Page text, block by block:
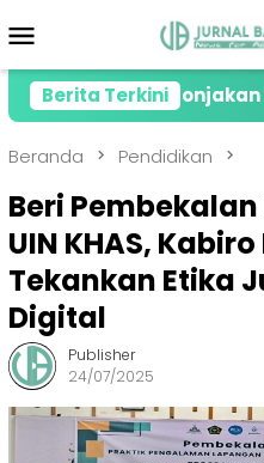
ke
Mobile
Berita Terkini
Lonjakan Serapan
Beranda Pendidikan
Beri
UIN KHAS,
Tekankan Etika
Digital
Publisher
24/07/2025